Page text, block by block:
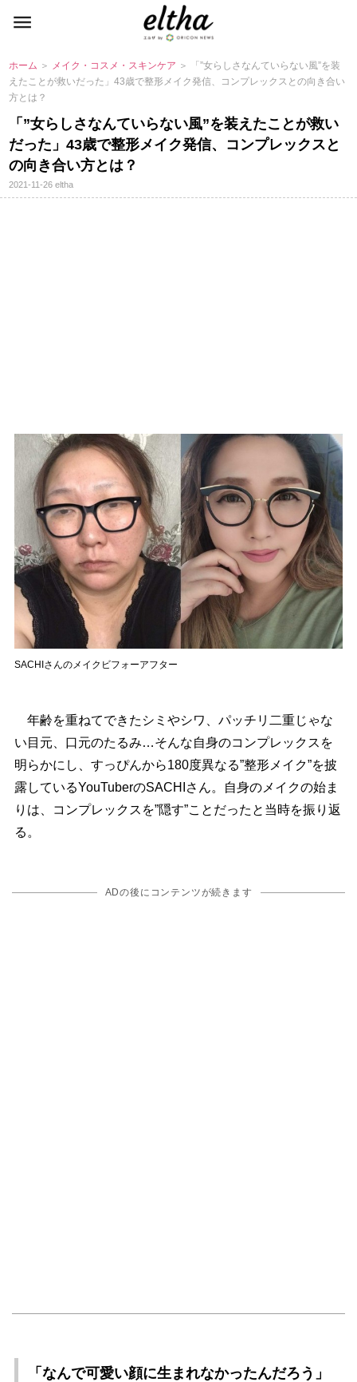
ホーム ＞ メイク・コスメ・スキンケア ＞ 「”女らしさなんていらない風”を装
えたことが救いだった」43歳で整形メイク発信、コンプレックスとの向き合い
方とは？
「”女らしさなんていらない風”を装えたことが救い
だった」43歳で整形メイク発信、コンプレックスと
の向き合い方とは？
2021-11-26eltha
SACHIさんのメイクビフォーアフター
年齢を重ねてできたシミやシワ、パッチリ二重じゃな
い目元、口元のたるみ…そんな自身のコンプレックスを
明らかにし、すっぴんから180度異なる”整形メイク”を披
露しているYouTuberのSACHIさん。自身のメイクの始ま
りは、コンプレックスを”隠す”ことだったと当時を振り返
る。
ADの後にコンテンツが続きます
「なんで可愛い顔に生まれなかったんだろう」